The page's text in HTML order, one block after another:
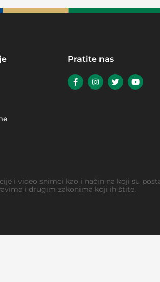
Pratite nas
i video snimci kao i način na koji su
i drugim zakonima koji ih štite.